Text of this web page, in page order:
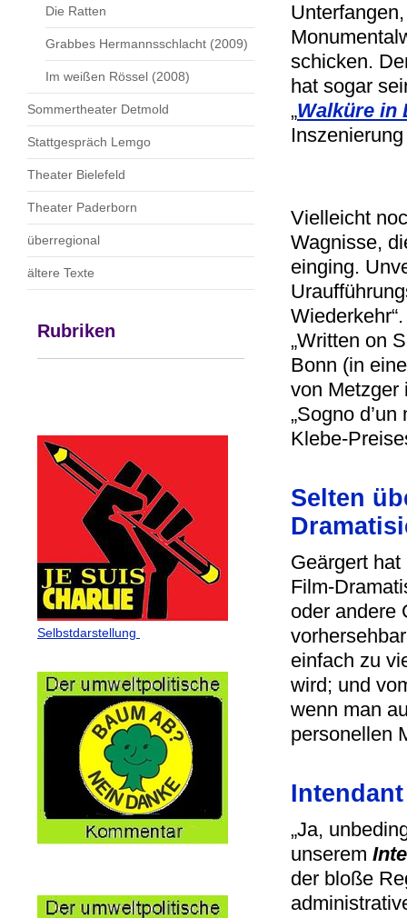
Die Ratten
Grabbes Hermannsschlacht (2009)
Im weißen Rössel (2008)
Sommertheater Detmold
Stattgespräch Lemgo
Theater Bielefeld
Theater Paderborn
überregional
ältere Texte
Rubriken
Selbstdarstellung
schicken.
hat sogar
„Walküre in
Vielleicht
Wagnisse,
einging.
„Written on
Bonn (in
von Metzger
„Sogno
Klebe-
Selten
Geärgert
Film-
oder andere
einfach zu
wird; und
wenn man
personellen
„Ja,
unserem
der bloße